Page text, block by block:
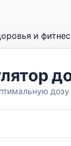
и
дозу